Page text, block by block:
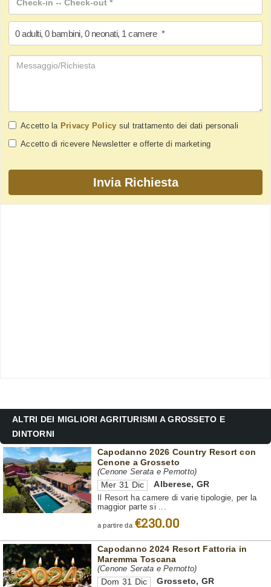
0 adulti, 0 bambini, 0 neonati, 1 camere *
Accetto la Privacy Policy sul trattamento dei dati personali
Accetto di ricevere Newsletter e offerte di marketing
ALTRI DEI MIGLIORI AGRITURISMI A GROSSETO E
DINTORNI
Capodanno 2026 Country Resort con
Cenone a Grosseto
(Cenone Serata e Pernotto)
Mer 31 Dic Alberese, GR
Il Resort ha camere di varie tipologie, per la
maggior parte si ...
a partire da €230.00
Capodanno 2024 Resort Fattoria in
Maremma Toscana
(Cenone Serata e Pernotto)
Dom 31 Dic Grosseto, GR